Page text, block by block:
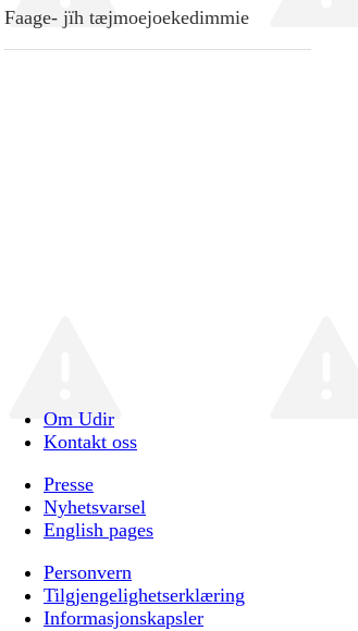
Faage- jïh tæjmoejoekedimmie
Om Udir
Kontakt oss
Presse
Nyhetsvarsel
English pages
Personvern
Tilgjengelighetserklæring
Informasjonskapsler